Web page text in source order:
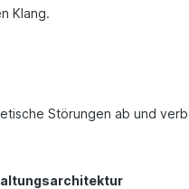
Klang.
Störungen ab und